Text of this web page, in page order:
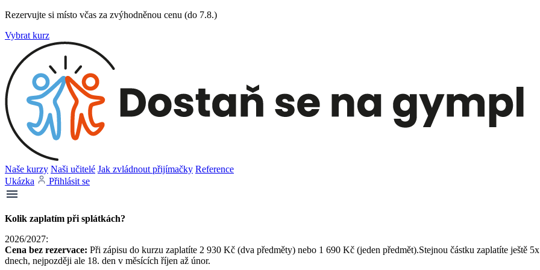
Rezervujte si místo včas za zvýhodněnou cenu (do 7.8.)
Vybrat kurz
Naše kurzy Naši učitelé Jak zvládnout přijímačky Reference
Ukázka
Přihlásit se
Kolik zaplatím při splátkách?
2026/2027:
Cena bez rezervace: Při zápisu do kurzu zaplatíte 2 930 Kč (dva předměty) nebo 1 690 Kč (jeden předmět).Stejnou částku zaplatíte ještě
dnech, nejpozději ale 18. den v měsících říjen až únor.